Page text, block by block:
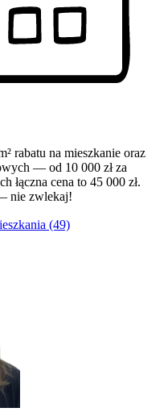
rabatu na mieszkanie oraz
— od 10 000 zł za
łączna cena to 45 000 zł.
nie zwlekaj!
(49)